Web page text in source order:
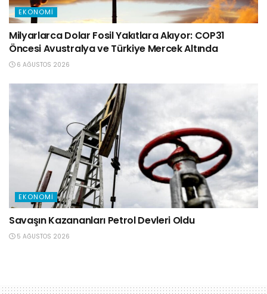
EKONOMI
Milyarlarca Dolar Fosil Yakıtlara Akıyor: COP31
Öncesi Avustralya ve Türkiye Mercek Altında
6 AĞUSTOS 2026
EKONOMI
Savaşın Kazananları Petrol Devleri Oldu
5 AĞUSTOS 2026